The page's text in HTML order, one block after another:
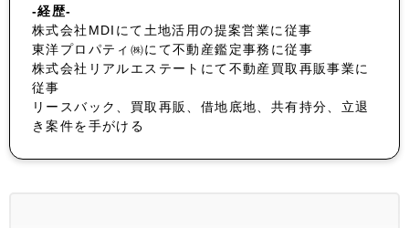
-経歴-
株式会社MDIにて土地活用の提案営業に従事
東洋プロパティ㈱にて不動産鑑定事務に従事
株式会社リアルエステートにて不動産買取再販事業に
従事
リースバック、買取再販、借地底地、共有持分、立退
き案件を手がける